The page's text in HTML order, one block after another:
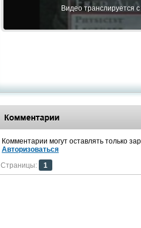
Видео транслируется
Комментарии могут оставлять только
Авторизоваться
Страницы:
1